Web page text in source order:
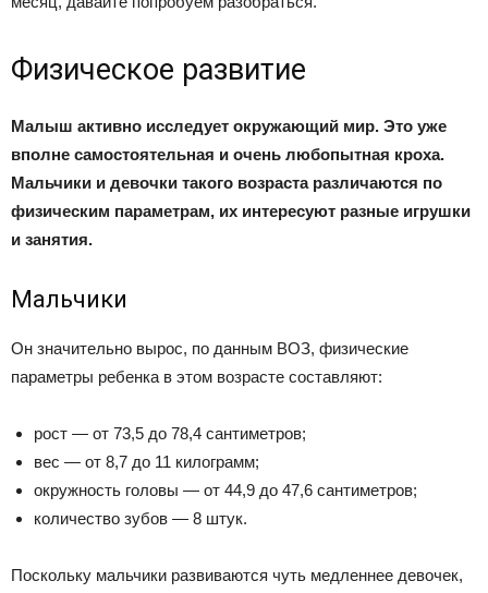
Физическое развитие
Малыш активно исследует окружающий мир. Это уже
вполне самостоятельная и очень любопытная кроха.
Мальчики и девочки такого возраста различаются по
физическим параметрам, их интересуют разные игрушки
и занятия.
Мальчики
Он значительно вырос, по данным ВОЗ, физические
параметры ребенка в этом возрасте составляют:
рост — от 73,5 до 78,4 сантиметров;
вес — от 8,7 до 11 килограмм;
окружность головы — от 44,9 до 47,6 сантиметров;
количество зубов — 8 штук.
Поскольку мальчики развиваются чуть медленнее девочек,